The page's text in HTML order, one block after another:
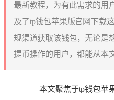
最新教程，为有此需求的用
及了tp钱包苹果版官网下载
规渠道获取该钱包，无论是
提币操作的用户，都能从本
本文聚焦于tp钱包苹